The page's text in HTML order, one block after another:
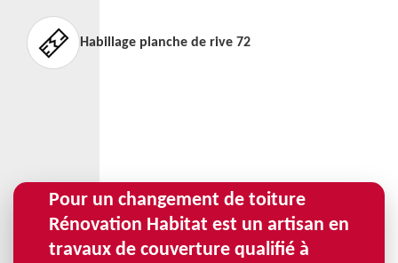
Habillage planche de rive 72
Pour un changement de toiture
Rénovation Habitat est un artisan en
travaux de couverture qualifié à